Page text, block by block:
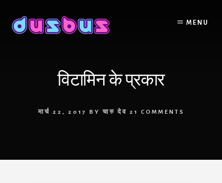
content
MENU
विटामिन के प्रकार
मार्च 22, 2017 BYचारु देव 21 COMMENTS